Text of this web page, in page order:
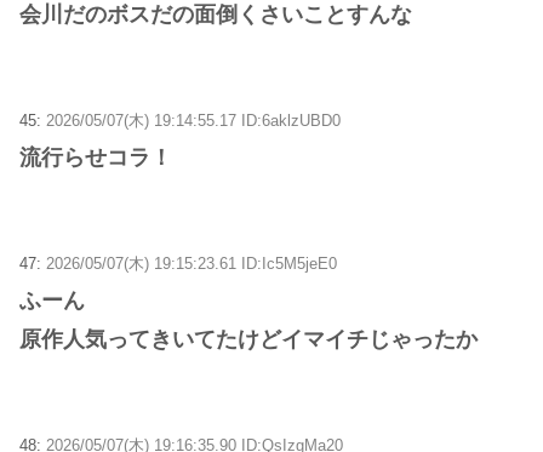
会川だのボスだの面倒くさいことすんな
45: 2026/05/07(木) 19:14:55.17 ID:6aklzUBD0
流行らせコラ！
47: 2026/05/07(木) 19:15:23.61 ID:Ic5M5jeE0
ふーん
原作人気ってきいてたけどイマイチじゃったか
48: 2026/05/07(木) 19:16:35.90 ID:QsIzgMa20